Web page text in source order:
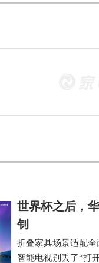
世界杯之后，
钊
折叠家具场景适配全
智能电视别丢了“打